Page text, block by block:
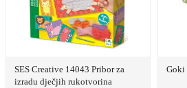
SES Creative 14043 Pribor za
izradu dječjih rukotvorina
Goki